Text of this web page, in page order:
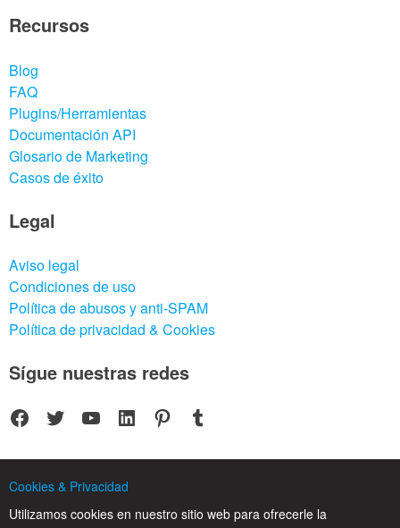
Recursos
Blog
FAQ
Plugins/Herramientas
Documentación API
Glosario de Marketing
Casos de éxito
Legal
Aviso legal
Condiciones de uso
Política de abusos y anti-SPAM
Política de privacidad & Cookies
Sígue nuestras redes
Facebook Twitter YouTube LinkedIn Pinterest Tumblr
© 2025 CPC SERVICIOS INFORMATICOS SL - C/ Nardo, 12 28250 - Torrelodones -
Cookies & Privacidad
Utilizamos cookies en nuestro sitio web para ofrecerle la